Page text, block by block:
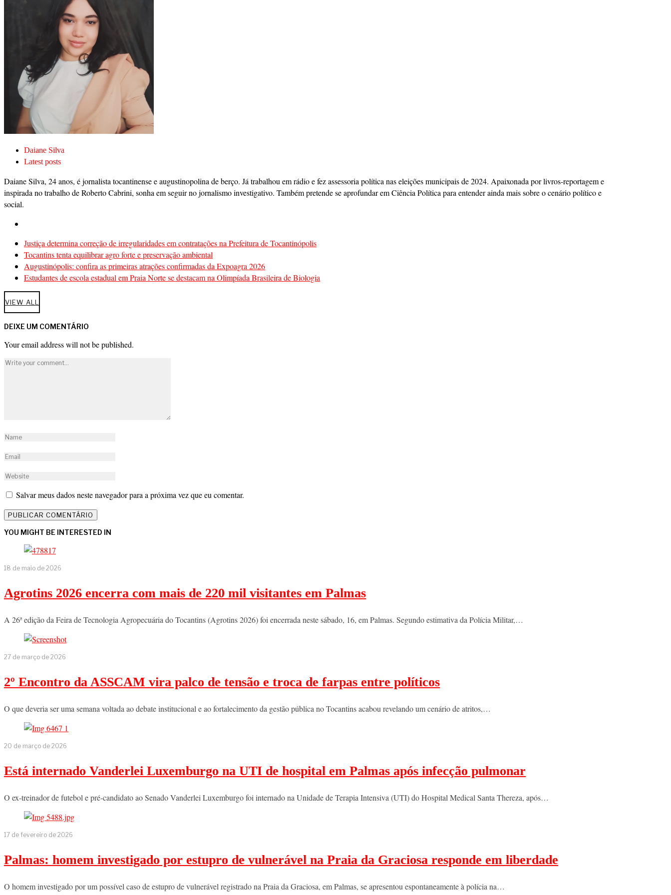
Daiane Silva
Latest posts
Daiane Silva, 24 anos, é jornalista tocantinense e augustinopolina de berço. Já trabalhou em rádio e fez assessoria política nas eleições municipais de 2024. Apaixonada por livros-reportagem e
inspirada no trabalho de Roberto Cabrini, sonha em seguir no jornalismo investigativo. Também pretende se aprofundar em Ciência Política para entender ainda mais sobre o cenário político e
social.
Justiça determina correção de irregularidades em contratações na Prefeitura de Tocantinópolis
Tocantins tenta equilibrar agro forte e preservação ambiental
Augustinópolis: confira as primeiras atrações confirmadas da Expoagra 2026
Estudantes de escola estadual em Praia Norte se destacam na Olimpíada Brasileira de Biologia
VIEW ALL
DEIXE UM COMENTÁRIO
Your email address will not be published.
Salvar meus dados neste navegador para a próxima vez que eu comentar.
YOU MIGHT BE INTERESTED IN
18 de maio de 2026
Agrotins 2026 encerra com mais de 220 mil visitantes em Palmas
A 26ª edição da Feira de Tecnologia Agropecuária do Tocantins (Agrotins 2026) foi encerrada neste sábado, 16, em Palmas. Segundo estimativa da Polícia Militar,…
27 de março de 2026
2º Encontro da ASSCAM vira palco de tensão e troca de farpas entre políticos
O que deveria ser uma semana voltada ao debate institucional e ao fortalecimento da gestão pública no Tocantins acabou revelando um cenário de atritos,…
20 de março de 2026
Está internado Vanderlei Luxemburgo na UTI de hospital em Palmas após infecção pulmonar
O ex-treinador de futebol e pré-candidato ao Senado Vanderlei Luxemburgo foi internado na Unidade de Terapia Intensiva (UTI) do Hospital Medical Santa Thereza, após…
17 de fevereiro de 2026
Palmas: homem investigado por estupro de vulnerável na Praia da Graciosa responde em liberdade
O homem investigado por um possível caso de estupro de vulnerável registrado na Praia da Graciosa, em Palmas, se apresentou espontaneamente à polícia na…